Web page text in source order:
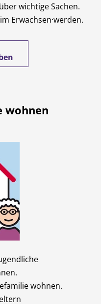
wichtige Sachen.
Erwachsen·werden.
wohnen
wohnen.